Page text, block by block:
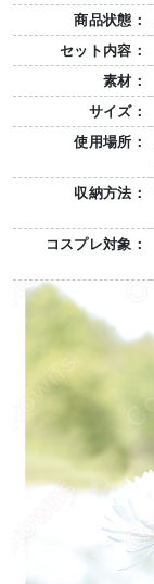
商品状態：
セット内容：
素材：
サイズ：
使用場所：
収納方法：
コスプレ対象：